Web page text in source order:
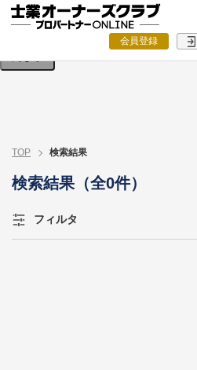
会員登録
検索条件を入力してください。
TOP 検索結果
検索結果（全0件）
フィルタ